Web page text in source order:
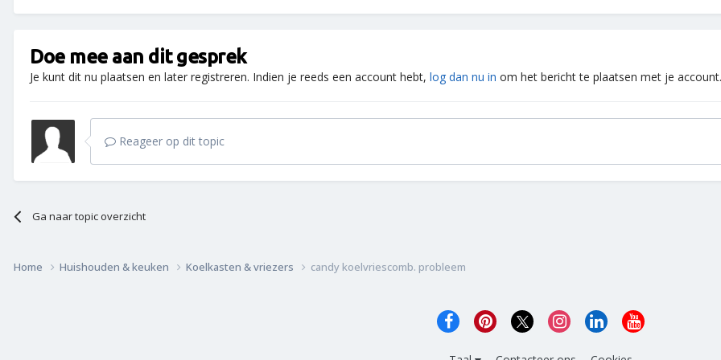
Doe mee aan dit gesprek
Je kunt dit nu plaatsen en later registreren. Indien je reeds een account hebt, log dan nu in om het bericht te plaatsen met je account.
Reageer op dit topic
Ga naar topic overzicht
Home Huishouden & keuken Koelkasten & vriezers candy koelvriescomb. probleem